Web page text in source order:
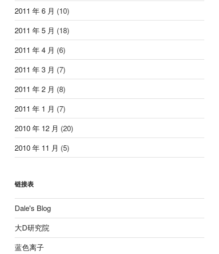
2011 年 6 月 (10)
2011 年 5 月 (18)
2011 年 4 月 (6)
2011 年 3 月 (7)
2011 年 2 月 (8)
2011 年 1 月 (7)
2010 年 12 月 (20)
2010 年 11 月 (5)
链接表
Dale's Blog
大D研究院
蓝色离子